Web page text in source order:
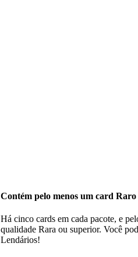
Contém pelo menos um card Raro
Há cinco cards em cada pacote, e
qualidade Rara ou superior. Você
Lendários!